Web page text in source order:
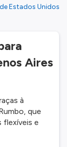
Estados Unidos
Aires
à
que
flexíveis e